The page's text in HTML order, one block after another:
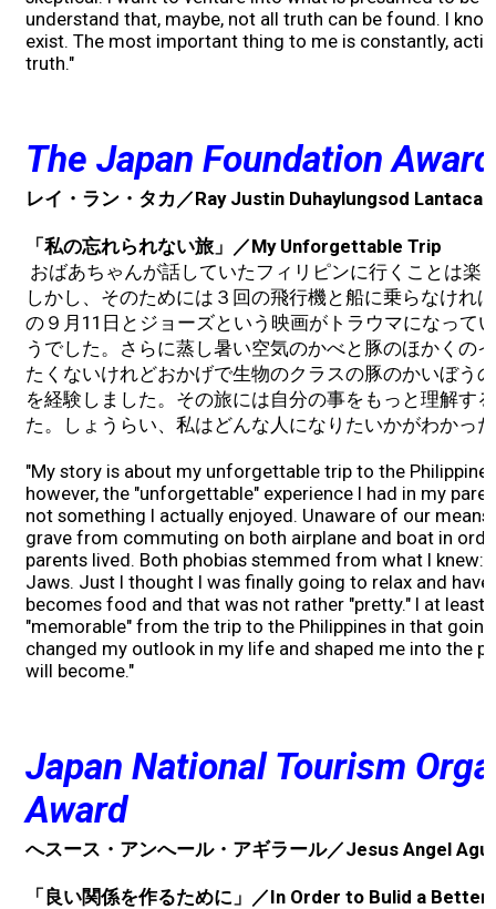
understand that, maybe, not all truth can be found. I
exist. The most important thing to me is constantly,
truth."
The Japan Foundation Award
レイ・ラン・タカ／Ray Justin Duhaylungsod Lantaca
「私の忘れられない旅」／My Unforgettable Trip
おばあちゃんが話していたフィリピンに行くことは楽
しかし、そのためには３回の飛行機と船に乗らなけれ
の９月11日とジョーズという映画がトラウマになって
うでした。さらに蒸し暑い空気のかべと豚のほかくの
たくないけれどおかげで生物のクラスの豚のかいぼう
を経験しました。その旅には自分の事をもっと理解す
た。しょうらい、私はどんな人になりたいかがわかっ
"My story is about my unforgettable trip to the
however, the "unforgettable" experience I had in my
not something I actually enjoyed. Unaware of our
grave from commuting on both airplane and boat in
parents lived. Both phobias stemmed from what I knew:
Jaws. Just I thought I was finally going to relax and
becomes food and that was not rather "pretty." I at least
"memorable" from the trip to the Philippines in that
changed my outlook in my life and shaped me into the
will become."
Japan National Tourism
Award
へスース・アンへール・アギラール／Jesus Angel
「良い関係を作るために」／In Order to Bulid a